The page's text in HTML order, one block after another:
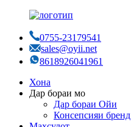
0755-23179541
sales@oyii.net
8618926041961
Хона
Дар бораи мо
Дар бораи Ойи
Консепсияи бренд